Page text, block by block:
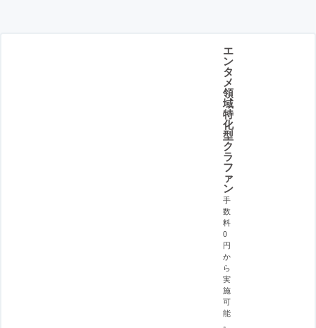
エ
ン
タ
メ
領
域
特
化
型
ク
ラ
フ
ァ
ン
手
数
料
0
円
か
ら
実
施
可
能